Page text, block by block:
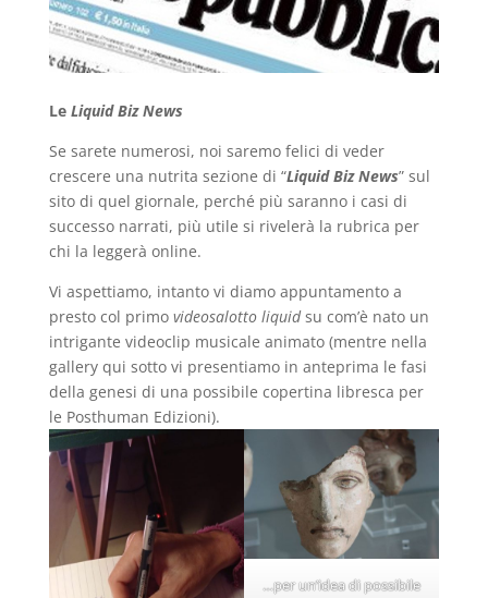
Le Liquid Biz News
Se sarete numerosi, noi saremo felici di veder
crescere una nutrita sezione di “Liquid Biz News” sul
sito di quel giornale, perché più saranno i casi di
successo narrati, più utile si rivelerà la rubrica per
chi la leggerà online.
Vi aspettiamo, intanto vi diamo appuntamento a
presto col primo videosalotto liquidsu com’è nato un
intrigante videoclip musicale animato (mentre nella
gallery qui sotto vi presentiamo in anteprima le fasi
della genesi di una possibile copertina libresca per
le Posthuman Edizioni).
…per un’idea di possibile